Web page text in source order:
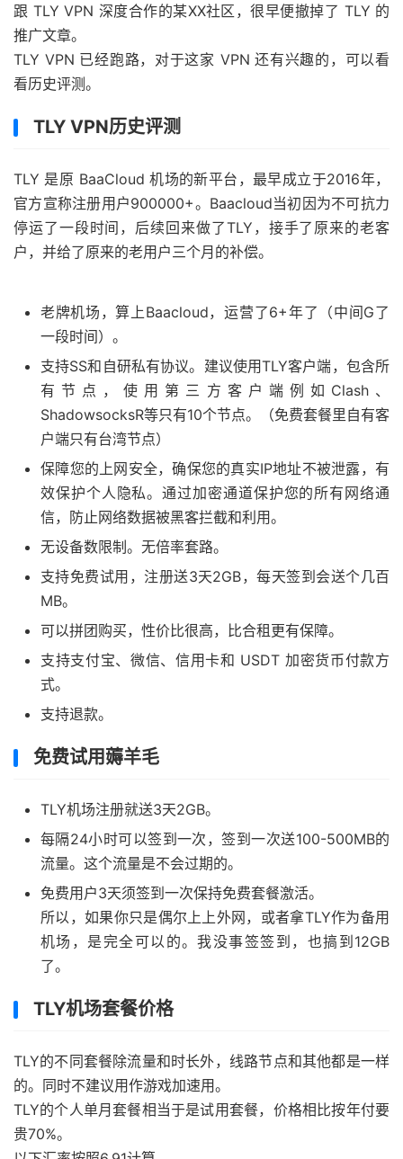
跟 TLY VPN 深度合作的某XX社区，很早便撤掉了 TLY 的
推广文章。
TLY VPN 已经跑路，对于这家 VPN 还有兴趣的，可以看
看历史评测。
TLY VPN历史评测
TLY 是原 BaaCloud 机场的新平台，最早成立于2016年，
官方宣称注册用户900000+。Baacloud当初因为不可抗力
停运了一段时间，后续回来做了TLY，接手了原来的老客
户，并给了原来的老用户三个月的补偿。
老牌机场，算上Baacloud，运营了6+年了（中间G了
一段时间）。
支持SS和自研私有协议。建议使用TLY客户端，包含所
有节点，使用第三方客户端例如Clash、
ShadowsocksR等只有10个节点。（免费套餐里自有客
户端只有台湾节点）
保障您的上网安全，确保您的真实IP地址不被泄露，有
效保护个人隐私。通过加密通道保护您的所有网络通
信，防止网络数据被黑客拦截和利用。
无设备数限制。无倍率套路。
支持免费试用，注册送3天2GB，每天签到会送个几百
MB。
可以拼团购买，性价比很高，比合租更有保障。
支持支付宝、微信、信用卡和 USDT 加密货币付款方
式。
支持退款。
免费试用薅羊毛
TLY机场注册就送3天2GB。
每隔24小时可以签到一次，签到一次送100-500MB的
流量。这个流量是不会过期的。
免费用户3天须签到一次保持免费套餐激活。
所以，如果你只是偶尔上上外网，或者拿TLY作为备用
机场，是完全可以的。我没事签签到，也搞到12GB
了。
TLY机场套餐价格
TLY的不同套餐除流量和时长外，线路节点和其他都是一样
的。同时不建议用作游戏加速用。
TLY的个人单月套餐相当于是试用套餐，价格相比按年付要
贵70%。